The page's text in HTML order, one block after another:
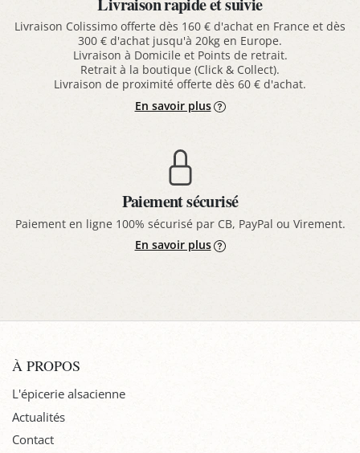
Livraison Colissimo offerte dès 160 € d'achat en France et dès
300 € d'achat jusqu'à 20kg en Europe.
Livraison à Domicile et Points de retrait.
Retrait à la boutique (Click & Collect).
Livraison de proximité offerte dès 60 € d'achat.
En savoir plus
Paiement sécurisé
Paiement en ligne 100% sécurisé par CB, PayPal ou Virement.
En savoir plus
À PROPOS
L'épicerie alsacienne
Actualités
Contact